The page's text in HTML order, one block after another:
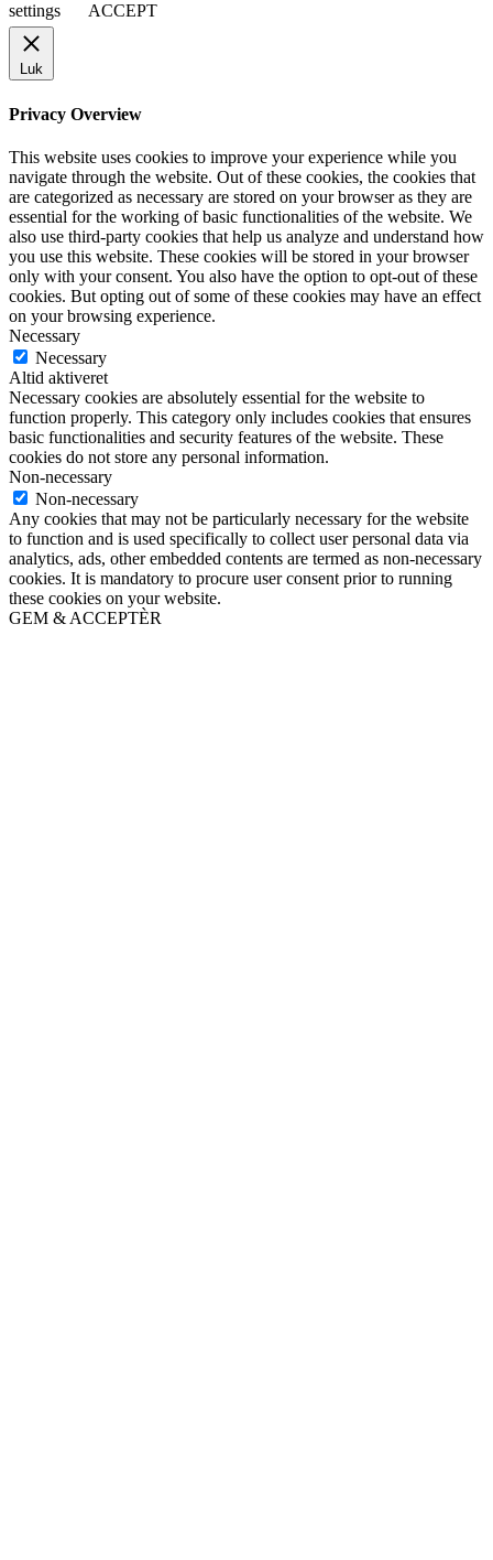
settings
ACCEPT
Luk
Privacy Overview
This website uses cookies to improve your experience while you
navigate through the website. Out of these cookies, the cookies that
are categorized as necessary are stored on your browser as they are
essential for the working of basic functionalities of the website. We
also use third-party cookies that help us analyze and understand how
you use this website. These cookies will be stored in your browser
only with your consent. You also have the option to opt-out of these
cookies. But opting out of some of these cookies may have an effect
on your browsing experience.
Necessary
Necessary
Altid aktiveret
Necessary cookies are absolutely essential for the website to
function properly. This category only includes cookies that ensures
basic functionalities and security features of the website. These
cookies do not store any personal information.
Non-necessary
Non-necessary
Any cookies that may not be particularly necessary for the website
to function and is used specifically to collect user personal data via
analytics, ads, other embedded contents are termed as non-necessary
cookies. It is mandatory to procure user consent prior to running
these cookies on your website.
GEM & ACCEPTÈR